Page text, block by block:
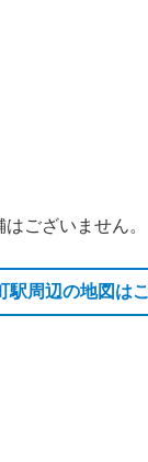
ございません。
駅周辺の地図は